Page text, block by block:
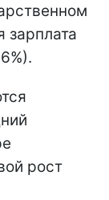
зарплата
рост